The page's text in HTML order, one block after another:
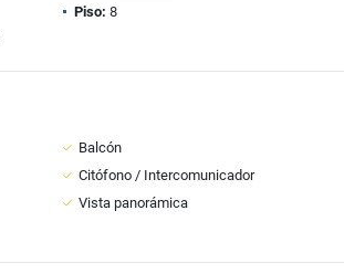
Piso: 8
Balcón
Citófono / Intercomunicador
Vista panorámica